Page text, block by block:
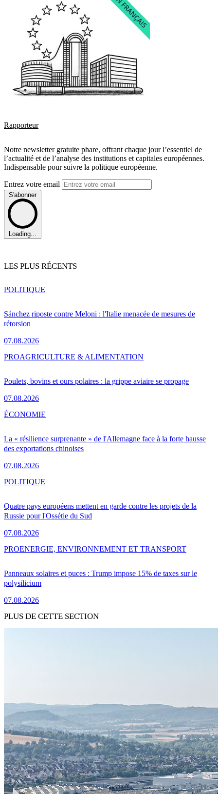
Rapporteur
Notre newsletter gratuite phare, offrant chaque jour l’essentiel de
l’actualité et de l’analyse des institutions et capitales européennes.
Indispensable pour suivre la politique européenne.
Entrez votre email
S'abonner
Loading...
LES PLUS RÉCENTS
Sánchez riposte contre Meloni : l'Italie menacée de mesures de
rétorsion
07.08.2026
POLITIQUE
Poulets, bovins et ours polaires : la grippe aviaire se propage
07.08.2026
PROAGRICULTURE & ALIMENTATION
La « résilience surprenante » de l'Allemagne face à la forte hausse
des exportations chinoises
07.08.2026
ÉCONOMIE
Quatre pays européens mettent en garde contre les projets de la
Russie pour l'Ossétie du Sud
07.08.2026
POLITIQUE
Panneaux solaires et puces : Trump impose 15% de taxes sur le
polysilicium
07.08.2026
PROENERGIE, ENVIRONNEMENT ET TRANSPORT
PLUS DE CETTE SECTION